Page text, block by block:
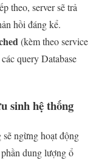
theo, server sẽ trả
hồi đáng kể.
(kèm theo service
query Database
sinh hệ thống
ngừng hoạt động
dung lượng ổ